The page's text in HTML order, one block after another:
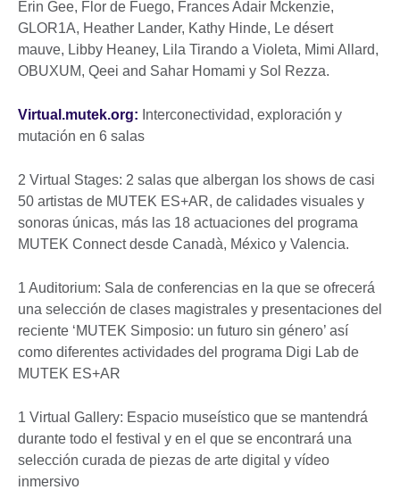
Erin Gee, Flor de Fuego, Frances Adair Mckenzie,
GLOR1A, Heather Lander, Kathy Hinde, Le désert
mauve, Libby Heaney, Lila Tirando a Violeta, Mimi Allard,
OBUXUM, Qeei and Sahar Homami y Sol Rezza.
Virtual.mutek.org: Interconectividad, exploración y
mutación en 6 salas
2 Virtual Stages: 2 salas que albergan los shows de casi
50 artistas de MUTEK ES+AR, de calidades visuales y
sonoras únicas, más las 18 actuaciones del programa
MUTEK Connect desde Canadà, México y Valencia.
1 Auditorium: Sala de conferencias en la que se ofrecerá
una selección de clases magistrales y presentaciones del
reciente ‘MUTEK Simposio: un futuro sin género’ así
como diferentes actividades del programa Digi Lab de
MUTEK ES+AR
1 Virtual Gallery: Espacio museístico que se mantendrá
durante todo el festival y en el que se encontrará una
selección curada de piezas de arte digital y vídeo
inmersivo